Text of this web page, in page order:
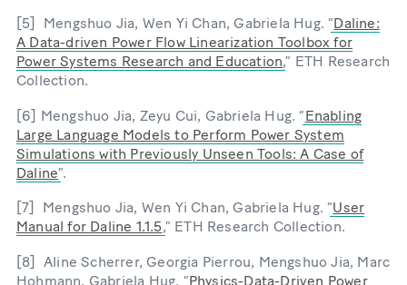
[5] Mengshuo Jia, Wen Yi Chan, Gabriela Hug. “Daline:
A Data-driven Power Flow Linearization Toolbox for
Power Systems Research and Education,” ETH Research
Collection.
[6] Mengshuo Jia, Zeyu Cui, Gabriela Hug. “Enabling
Large Language Models to Perform Power System
Simulations with Previously Unseen Tools: A Case of
Daline”.
[7] Mengshuo Jia, Wen Yi Chan, Gabriela Hug. “User
Manual for Daline 1.1.5,” ETH Research Collection.
[8] Aline Scherrer, Georgia Pierrou, Mengshuo Jia, Marc
Hohmann, Gabriela Hug. “Physics-Data-Driven Power